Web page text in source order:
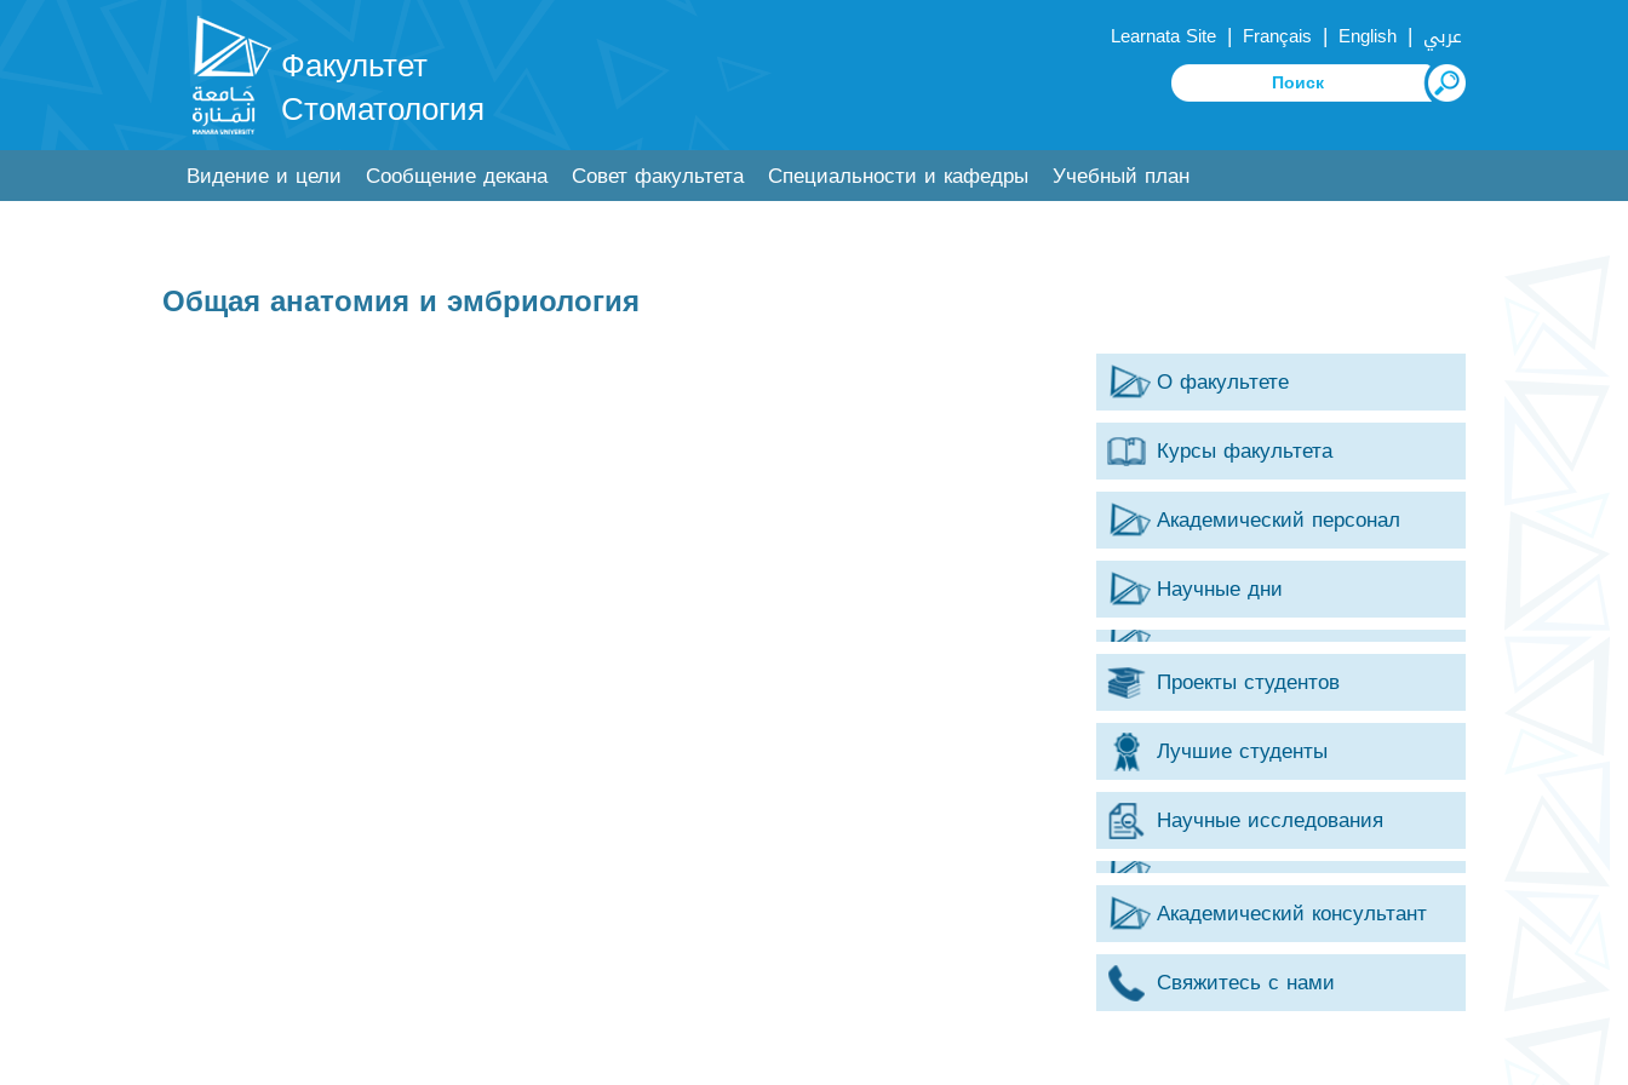
Факультет
Стоматология
Learnata Site | Français | English | عربي
Видение и цели Сообщение декана Совет факультета Специальности и кафедры Учебный план
Общая анатомия и эмбриология
О факультете
Курсы факультета
Академический персонал
Научные дни
Проекты студентов
Лучшие студенты
Научные исследования
Академический консультант
Свяжитесь с нами